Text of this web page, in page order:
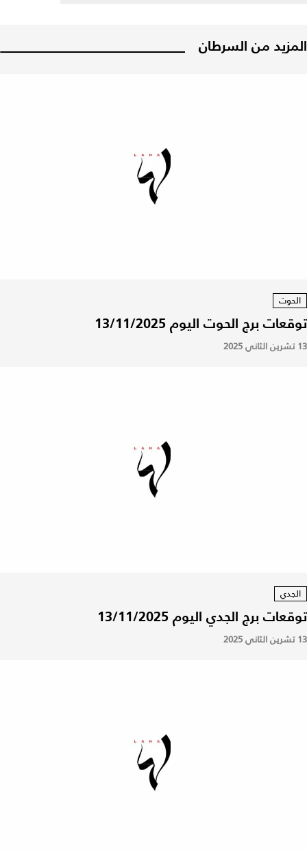
المزيد من السرطان
الحوت
توقعات برج الحوت اليوم 13/11/2025
13 تشرين الثاني 2025
الجدي
توقعات برج الجدي اليوم 13/11/2025
13 تشرين الثاني 2025